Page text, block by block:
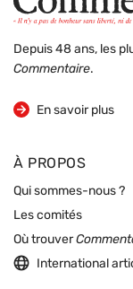
Depuis 48 ans, les
Commentaire.
En savoir plus
sur la revue
À PROPOS
Qui sommes-nous ?
Les comités
Où trouver
International